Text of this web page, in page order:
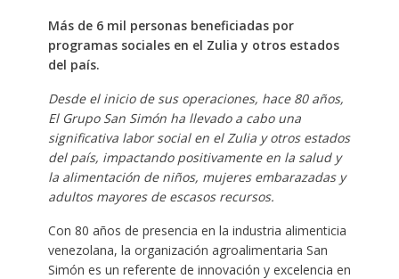
Más de 6 mil personas beneficiadas por
programas sociales en el Zulia y otros estados
del país.
Desde el inicio de sus operaciones, hace 80 años,
El Grupo San Simón ha llevado a cabo una
significativa labor social en el Zulia y otros estados
del país, impactando positivamente en la salud y
la alimentación de niños, mujeres embarazadas y
adultos mayores de escasos recursos.
Con 80 años de presencia en la industria alimenticia
venezolana, la organización agroalimentaria San
Simón es un referente de innovación y excelencia en